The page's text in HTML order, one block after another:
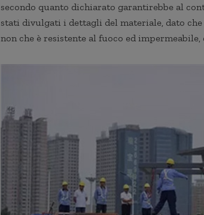
secondo quanto dichiarato garantirebbe al
stati divulgati i dettagli del materiale, dato che
non che è resistente al fuoco ed impermeabile,